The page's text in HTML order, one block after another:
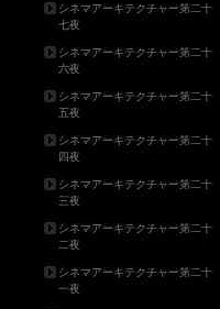
シネマアーキテクチャー第二十
七夜
シネマアーキテクチャー第二十
六夜
シネマアーキテクチャー第二十
五夜
シネマアーキテクチャー第二十
四夜
シネマアーキテクチャー第二十
三夜
シネマアーキテクチャー第二十
二夜
シネマアーキテクチャー第二十
一夜